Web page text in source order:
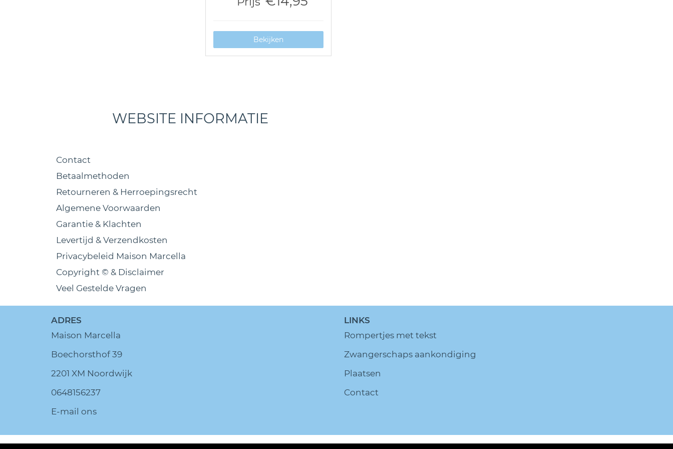
Bekijken
WEBSITE INFORMATIE
Contact
Betaalmethoden
Retourneren & Herroepingsrecht
Algemene Voorwaarden
Garantie & Klachten
Levertijd & Verzendkosten
Privacybeleid Maison Marcella
Copyright © & Disclaimer
Veel Gestelde Vragen
ADRES
Maison Marcella
Boechorsthof 39
2201 XM Noordwijk
0648156237
E-mail ons
LINKS
Rompertjes met tekst
Zwangerschaps aankondiging
Plaatsen
Contact